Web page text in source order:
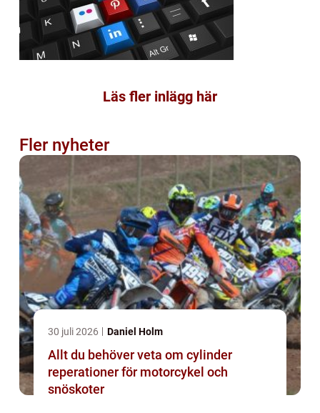
Läs fler inlägg här
Fler nyheter
30 juli 2026 Daniel Holm
Allt du behöver veta om cylinder
reperationer för motorcykel och
snöskoter